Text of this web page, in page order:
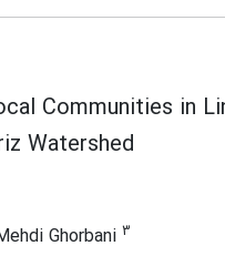
Communities in
Watershed
Ghorbani 3